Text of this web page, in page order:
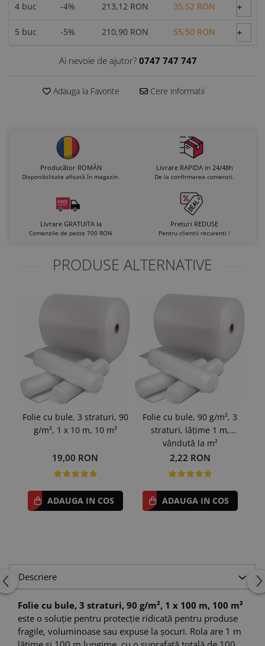
4buc -4% 213,12 RON 35,52 RON +
5 buc -5% 210,90 RON 55,50 RON +
Ai nevoie de ajutor? 0747 747 747
Adauga la Favorite Cere informatii
Producător ROMÂN
Disponibilitate afișată în magazin.
Livrare RAPIDA in 24/48h
De la confirmarea comenzii.
Livrare GRATUITA la
Comenzile de peste 700 RON
Preturi REDUSE
Pentru clientii recurenti !
PRODUSE ALTERNATIVE
Folie cu bule, 3 straturi, 90
g/m², 1 x 10 m, 10 m²
19,00 RON
ADAUGA IN COS
Folie cu bule, 90 g/m², 3
straturi, lățime 1 m,
vândută la m²
2,22 RON
ADAUGA IN COS
Descriere
Folie cu bule, 3 straturi, 90 g/m², 1 x 100 m, 100 m²
este o soluție pentru protecție ridicată pentru produse
fragile, voluminoase sau expuse la șocuri. Rola are 1 m